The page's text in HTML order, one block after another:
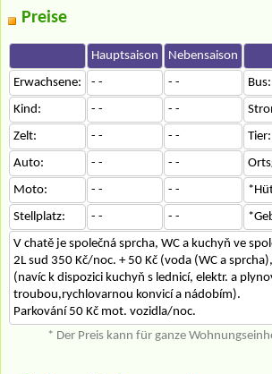
Preise
Hauptsaison Nebensaison
Erwachsene:
- - - - Bus:
Kind:
- - - -
Zelt:
- - - - Tier:
Auto:
- - - -
Moto:
- - - -
Stellplatz:
- - - -
V chatě je společná sprcha, WC a kuchyň ve
2L sud 350 Kč/noc. + 50 Kč (voda (WC a
(navíc k dispozici kuchyň s lednicí, elektr. a
troubou,rychlovarnou konvicí a nádobím).
Parkování 50 Kč mot. vozidla/noc.
* Der Preis kann für ganze